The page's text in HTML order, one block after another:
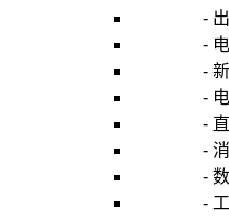
- 出海
- 电
- 新能
- 电力
- 直播
- 消费
- 数
- 工